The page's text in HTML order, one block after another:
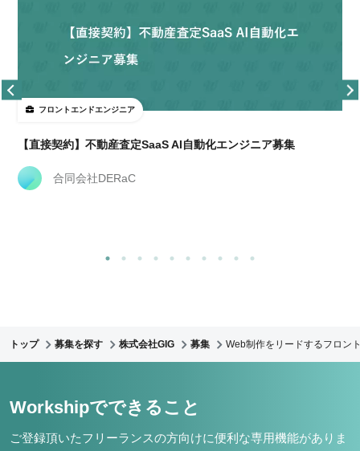
フロントエンドエンジニア
【直接契約】不動産査定SaaS AI自動化エンジニア募集
合同会社DERaC
トップ 募集を探す 株式会社GIG 募集 Web制作をリードするフロン
Workshipでできること
ご登録頂いたフリーランスの方向けに便利な専用機能がありま